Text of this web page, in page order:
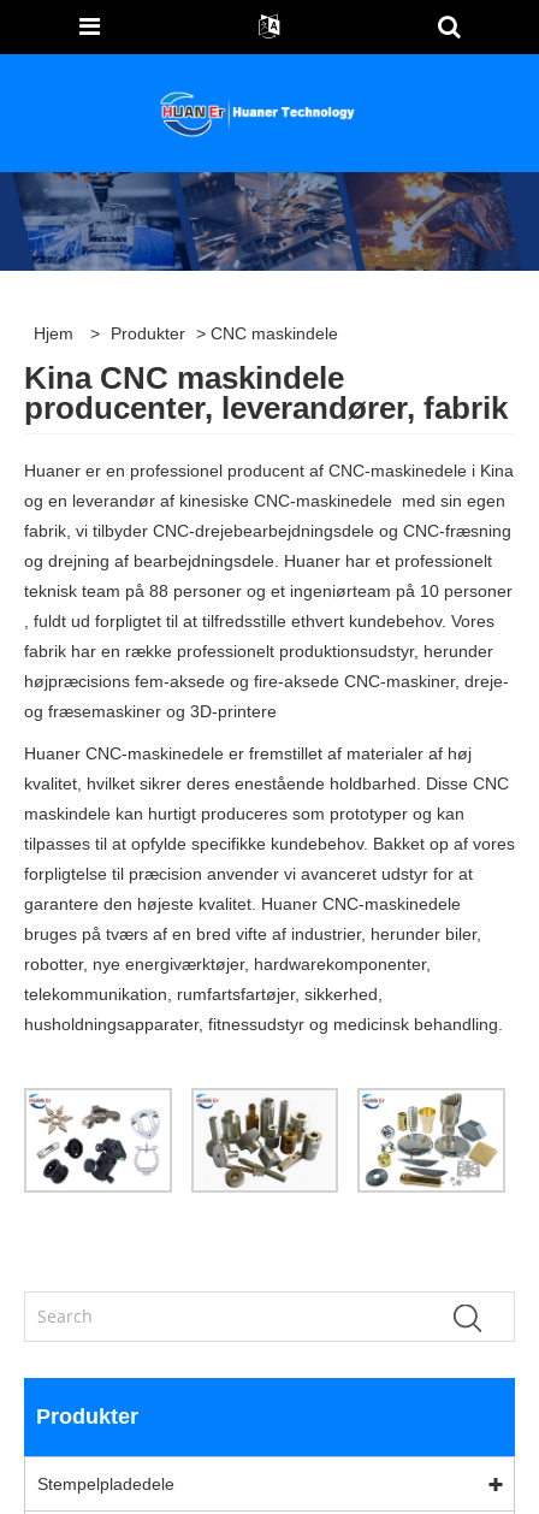
Hjem > Produkter > CNC maskindele
Kina CNC maskindele
producenter, leverandører, fabrik
Huaner er en professionel producent af CNC-maskinedele i Kina
og en leverandør af kinesiske CNC-maskinedele med sin egen
fabrik, vi tilbyder CNC-drejebearbejdningsdele og CNC-fræsning
og drejning af bearbejdningsdele. Huaner har et professionelt
teknisk team på 88 personer og et ingeniørteam på 10 personer
, fuldt ud forpligtet til at tilfredsstille ethvert kundebehov. Vores
fabrik har en række professionelt produktionsudstyr, herunder
højpræcisions fem-aksede og fire-aksede CNC-maskiner, dreje-
og fræsemaskiner og 3D-printere
Huaner CNC-maskinedele er fremstillet af materialer af høj
kvalitet, hvilket sikrer deres enestående holdbarhed. Disse CNC
maskindele kan hurtigt produceres som prototyper og kan
tilpasses til at opfylde specifikke kundebehov. Bakket op af vores
forpligtelse til præcision anvender vi avanceret udstyr for at
garantere den højeste kvalitet. Huaner CNC-maskinedele
bruges på tværs af en bred vifte af industrier, herunder biler,
robotter, nye energiværktøjer, hardwarekomponenter,
telekommunikation, rumfartsfartøjer, sikkerhed,
husholdningsapparater, fitnessudstyr og medicinsk behandling.
Produkter
Stempelpladedele